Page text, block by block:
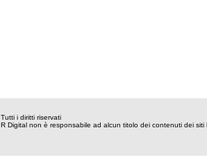
Tutti i diritti riservati
R Digital non è responsabile ad alcun titolo dei contenuti dei siti